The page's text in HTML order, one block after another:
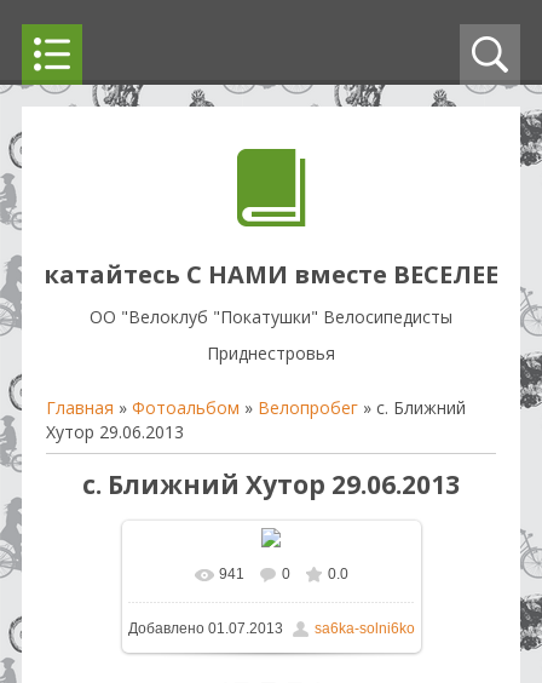
катайтесь С НАМИ вместе ВЕСЕЛЕЕ
OO "Велоклуб "Покатушки" Велосипедисты
Приднестровья
Главная » Фотоальбом » Велопробег » с. Ближний
Хутор 29.06.2013
с. Ближний Хутор 29.06.2013
В реальном размере 1296x864
757.1Kb
941 0 0.0
Добавлено01.07.2013 sa6ka-solni6ko